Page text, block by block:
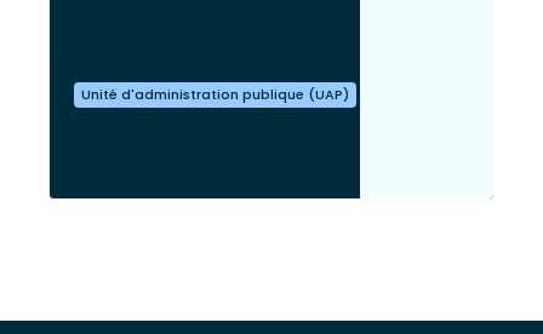
Unité d'administration publique (UAP)